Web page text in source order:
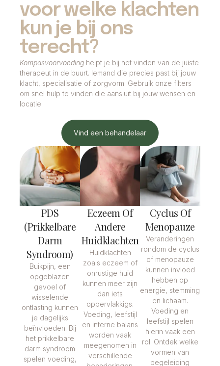
voor welke klachten
kun je bij ons
terecht?
Kompasvoorvoeding helpt je bij het vinden van de juiste
therapeut in de buurt. Iemand die precies past bij jouw
klacht, specialisatie of zorgvorm. Gebruik onze filters
om snel hulp te vinden die aansluit bij jouw wensen en
locatie.
Vind een behandelaar
PDS
(prikkelbare
Darm
Syndroom)
Buikpijn, een
opgeblazen
gevoel of
wisselende
ontlasting kunnen
je dagelijks
beïnvloeden. Bij
het prikkelbare
darm syndroom
spelen voeding,
Eczeem Of
Andere
Huidklachten
Huidklachten
zoals eczeem of
onrustige huid
kunnen meer zijn
dan iets
oppervlakkigs.
Voeding, leefstijl
en interne balans
worden vaak
meegenomen in
verschillende
Cyclus Of
Menopauze
Veranderingen
rondom de cyclus
of menopauze
kunnen invloed
hebben op
energie, stemming
en lichaam.
Voeding en
leefstijl spelen
hierin vaak een
rol. Ontdek welke
vormen van
begeleiding